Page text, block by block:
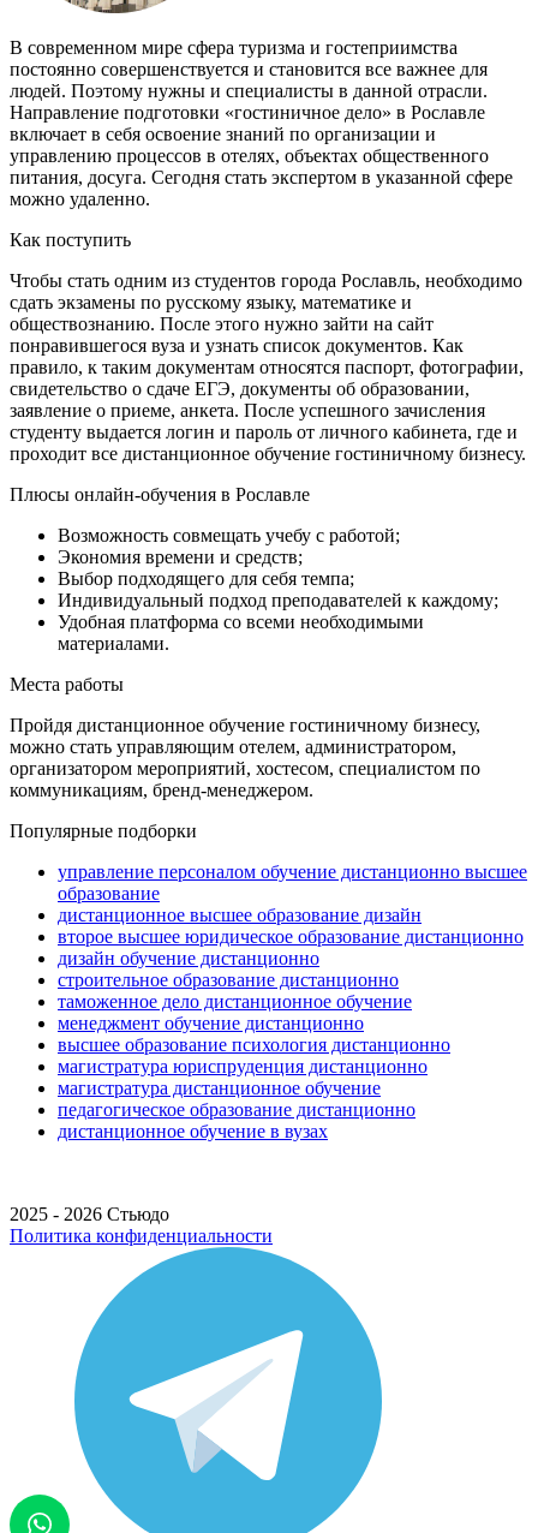
В современном мире сфера туризма и гостеприимства
постоянно совершенствуется и становится все важнее для
людей. Поэтому нужны и специалисты в данной отрасли.
Направление подготовки «гостиничное дело» в Рославле
включает в себя освоение знаний по организации и
управлению процессов в отелях, объектах общественного
питания, досуга. Сегодня стать экспертом в указанной сфере
можно удаленно.
Как поступить
Чтобы стать одним из студентов города Рославль, необходимо
сдать экзамены по русскому языку, математике и
обществознанию. После этого нужно зайти на сайт
понравившегося вуза и узнать список документов. Как
правило, к таким документам относятся паспорт, фотографии,
свидетельство о сдаче ЕГЭ, документы об образовании,
заявление о приеме, анкета. После успешного зачисления
студенту выдается логин и пароль от личного кабинета, где и
проходит все дистанционное обучение гостиничному бизнесу.
Плюсы онлайн-обучения в Рославле
Возможность совмещать учебу с работой;
Экономия времени и средств;
Выбор подходящего для себя темпа;
Индивидуальный подход преподавателей к каждому;
Удобная платформа со всеми необходимыми
материалами.
Места работы
Пройдя дистанционное обучение гостиничному бизнесу,
можно стать управляющим отелем, администратором,
организатором мероприятий, хостесом, специалистом по
коммуникациям, бренд-менеджером.
Популярные подборки
управление персоналом обучение дистанционно высшее
образование
дистанционное высшее образование дизайн
второе высшее юридическое образование дистанционно
дизайн обучение дистанционно
строительное образование дистанционно
таможенное дело дистанционное обучение
менеджмент обучение дистанционно
высшее образование психология дистанционно
магистратура юриспруденция дистанционно
магистратура дистанционное обучение
педагогическое образование дистанционно
дистанционное обучение в вузах
2025 - 2026 Стьюдо
Политика конфиденциальности